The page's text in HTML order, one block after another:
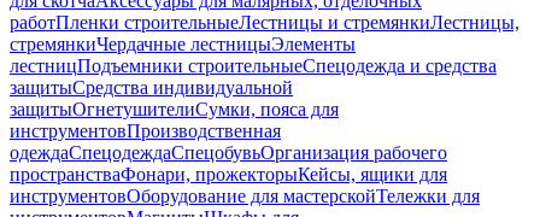
работПленки строительныеЛестницы и стремянкиЛестницы,
стремянкиЧердачные лестницыЭлементы
лестницПодъемники строительныеСпецодежда и средства
защитыСредства индивидуальной
защитыОгнетушителиСумки, пояса для
инструментовПроизводственная
одеждаСпецодеждаСпецобувьОрганизация рабочего
пространстваФонари, прожекторыКейсы, ящики для
инструментовОборудование для мастерскойТележки для